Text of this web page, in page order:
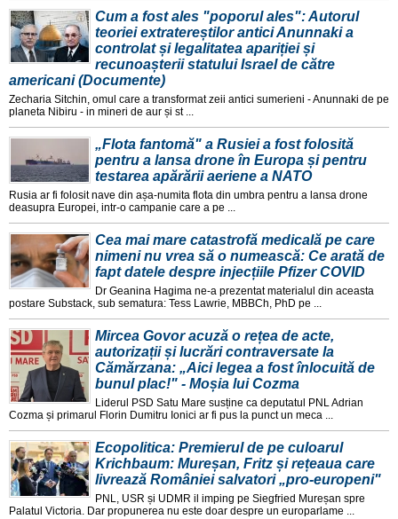
Cum a fost ales "poporul ales": Autorul
teoriei extratereștilor antici Anunnaki a
controlat și legalitatea apariției și
recunoașterii statului Israel de către
americani (Documente)
Zecharia Sitchin, omul care a transformat zeii antici sumerieni - Anunnaki de pe
planeta Nibiru - in mineri de aur și st ...
„Flota fantomă" a Rusiei a fost folosită
pentru a lansa drone în Europa și pentru
testarea apărării aeriene a NATO
Rusia ar fi folosit nave din așa-numita flota din umbra pentru a lansa drone
deasupra Europei, intr-o campanie care a pe ...
Cea mai mare catastrofă medicală pe care
nimeni nu vrea să o numească: Ce arată de
fapt datele despre injecțiile Pfizer COVID
Dr Geanina Hagima ne-a prezentat materialul din aceasta
postare Substack, sub sematura: Tess Lawrie, MBBCh, PhD pe ...
Mircea Govor acuză o rețea de acte,
autorizații și lucrări contraversate la
Cămărzana: „Aici legea a fost înlocuită de
bunul plac!" - Moșia lui Cozma
Liderul PSD Satu Mare susține ca deputatul PNL Adrian
Cozma și primarul Florin Dumitru Ionici ar fi pus la punct un meca ...
Ecopolitica: Premierul de pe culoarul
Krichbaum: Mureșan, Fritz și rețeaua care
livrează României salvatori „pro-europeni"
PNL, USR și UDMR il imping pe Siegfried Mureșan spre
Palatul Victoria. Dar propunerea nu este doar despre un europarlame ...